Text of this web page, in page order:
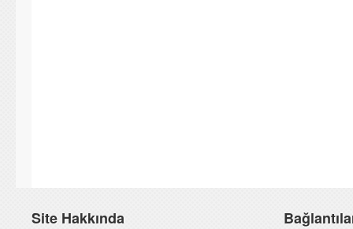
Site Hakkında